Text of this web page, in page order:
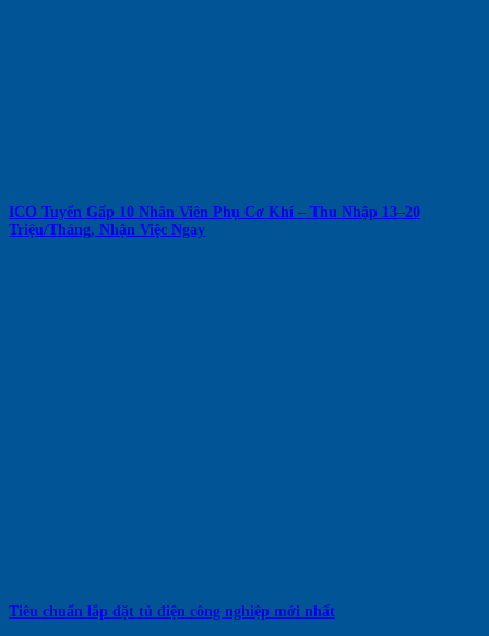
ICO Tuyển Gấp 10 Nhân Viên Phụ Cơ Khí – Thu Nhập 13–20
Triệu/Tháng, Nhận Việc Ngay
Tiêu chuẩn lắp đặt tủ điện công nghiệp mới nhất